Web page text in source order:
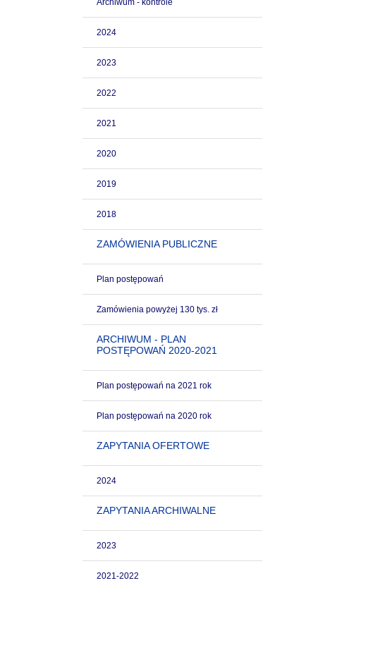
Archiwum - kontrole
2024
2023
2022
2021
2020
2019
2018
ZAMÓWIENIA PUBLICZNE
Plan postępowań
Zamówienia powyżej 130 tys. zł
ARCHIWUM - PLAN
POSTĘPOWAŃ 2020-2021
Plan postępowań na 2021 rok
Plan postępowań na 2020 rok
ZAPYTANIA OFERTOWE
2024
ZAPYTANIA ARCHIWALNE
2023
2021-2022